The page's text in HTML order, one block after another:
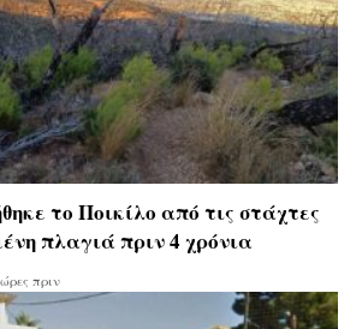
το Ποικίλο από τις στάχτες
πλαγιά πριν 4 χρόνια
πριν